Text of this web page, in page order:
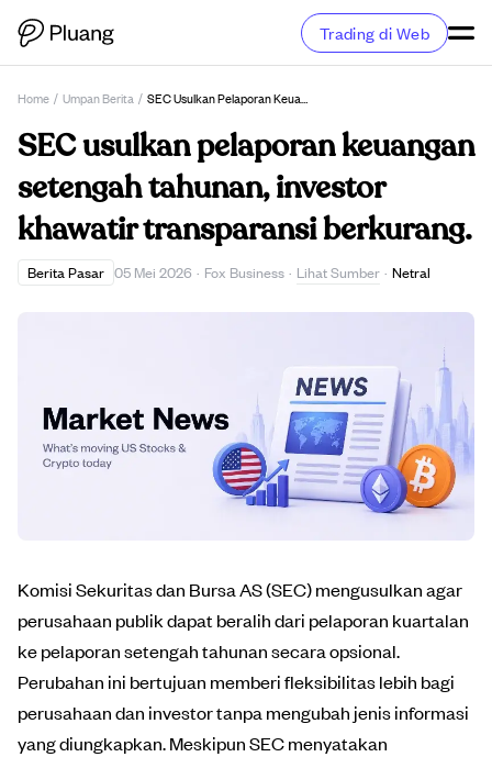
Trading di Web
Home / Umpan Berita / SEC Usulkan Pelaporan Keuangan Setengah Tahunan, Investor Khawatir Transparansi Berkurang.
SEC usulkan pelaporan keuangan
setengah tahunan, investor
khawatir transparansi berkurang.
Berita Pasar 05 Mei 2026 · Fox Business · Lihat Sumber · Netral
Komisi Sekuritas dan Bursa AS (SEC) mengusulkan agar
perusahaan publik dapat beralih dari pelaporan kuartalan
ke pelaporan setengah tahunan secara opsional.
Perubahan ini bertujuan memberi fleksibilitas lebih bagi
perusahaan dan investor tanpa mengubah jenis informasi
yang diungkapkan. Meskipun SEC menyatakan